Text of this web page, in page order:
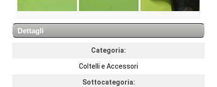
Dettagli
Categoria:
Coltelli e Accessori
Sottocategoria: